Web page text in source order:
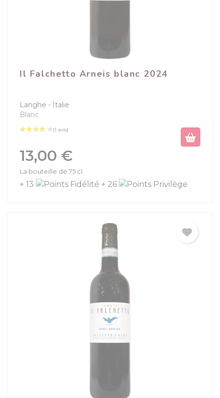
Il Falchetto Arneis blanc 2024
Langhe
Italie
Blanc
Prix
13,00 €
La bouteille de 75 cl
+ 13 + 26